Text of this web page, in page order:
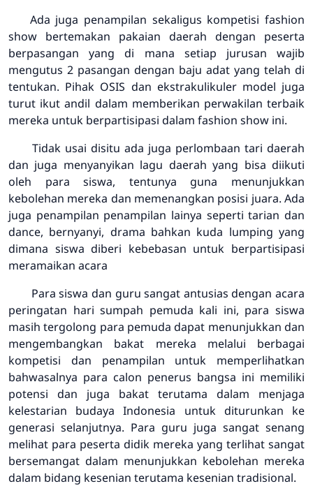
Ada juga penampilan sekaligus kompetisi fashion
show bertemakan pakaian daerah dengan peserta
berpasangan yang di mana setiap jurusan wajib
mengutus 2 pasangan dengan baju adat yang telah di
tentukan. Pihak OSIS dan ekstrakulikuler model juga
turut ikut andil dalam memberikan perwakilan terbaik
mereka untuk berpartisipasi dalam fashion show ini.
Tidak usai disitu ada juga perlombaan tari daerah
dan juga menyanyikan lagu daerah yang bisa diikuti
oleh para siswa, tentunya guna menunjukkan
kebolehan mereka dan memenangkan posisi juara. Ada
juga penampilan penampilan lainya seperti tarian dan
dance, bernyanyi, drama bahkan kuda lumping yang
dimana siswa diberi kebebasan untuk berpartisipasi
meramaikan acara
Para siswa dan guru sangat antusias dengan acara
peringatan hari sumpah pemuda kali ini, para siswa
masih tergolong para pemuda dapat menunjukkan dan
mengembangkan bakat mereka melalui berbagai
kompetisi dan penampilan untuk memperlihatkan
bahwasalnya para calon penerus bangsa ini memiliki
potensi dan juga bakat terutama dalam menjaga
kelestarian budaya Indonesia untuk diturunkan ke
generasi selanjutnya. Para guru juga sangat senang
melihat para peserta didik mereka yang terlihat sangat
bersemangat dalam menunjukkan kebolehan mereka
dalam bidang kesenian terutama kesenian tradisional.